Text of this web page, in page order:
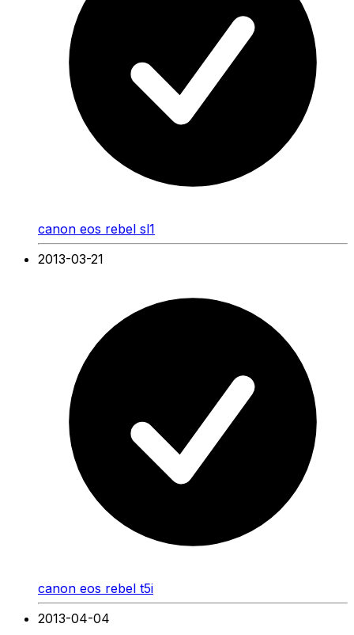
canon eos rebel sl1
2013-03-21
canon eos rebel t5i
2013-04-04